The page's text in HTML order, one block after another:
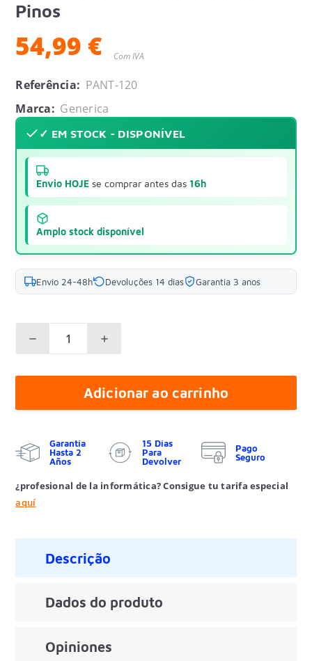
Pinos
54,99 € Com IVA
Referência: PANT-120
Marca: Generica
✓ EM STOCK - DISPONÍVEL
Envio HOJE se comprar antes das 16h
Amplo stock disponível
Envio 24-48h Devoluções 14 dias Garantia 3 anos
Adicionar ao carrinho
Garantía
Hasta 2
Años
15 Días
Para
Devolver
Pago
Seguro
¿profesional de la informática? Consigue tu tarifa especial
aquí
Descrição
Dados do produto
Opiniones